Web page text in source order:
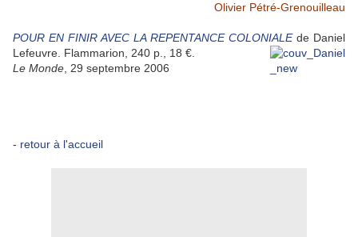
Olivier Pétré-Grenouilleau
POUR EN FINIR AVEC LA REPENTANCE COLONIALEde Daniel
Lefeuvre. Flammarion, 240 p., 18 €.
Le Monde , 29 septembre 2006
- retour à l'accueil